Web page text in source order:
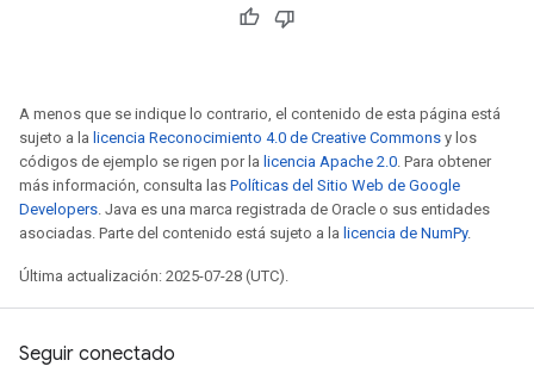
A menos que se indique lo contrario, el contenido de esta página está
sujeto a la licencia Reconocimiento 4.0 de Creative Commons y los
códigos de ejemplo se rigen por la licencia Apache 2.0. Para obtener
más información, consulta las Políticas del Sitio Web de Google
Developers. Java es una marca registrada de Oracle o sus entidades
asociadas. Parte del contenido está sujeto a la licencia de NumPy.
Última actualización: 2025-07-28 (UTC).
Seguir conectado